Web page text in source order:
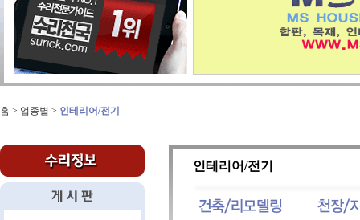
홈 > 업종별 > 인테리어/전기
인테리어/전기